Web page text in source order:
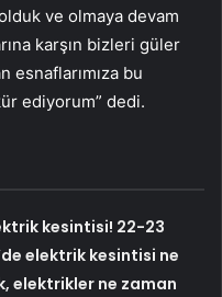
ve olmaya devam
karşın bizleri güler
esnaflarımıza bu
ediyorum” dedi.
kesintisi! 22-23
elektrik kesintisi ne
elektrikler ne zaman